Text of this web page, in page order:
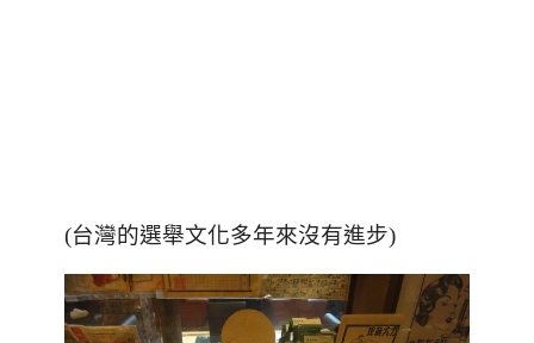
(台灣的選舉文化多年來沒有進步)